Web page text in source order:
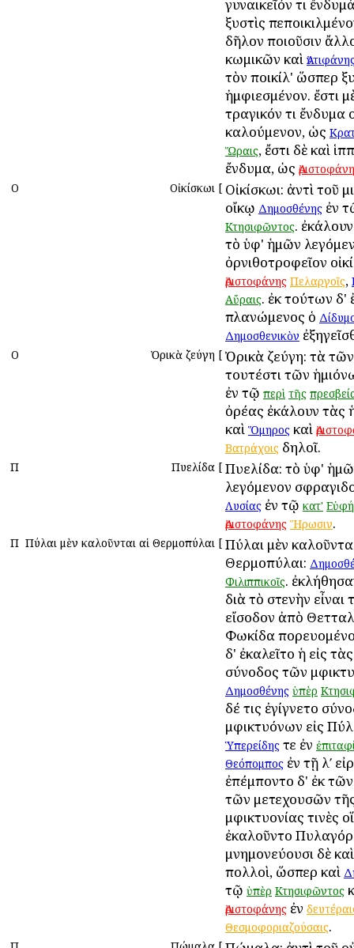
γυναικεῖόν τι
ξυστὶς
δῆλον ποιοῦσιν
κωμικῶν καὶ
τὸν ποικίλ' ὥσπερ
ἠμφιεσμένον. ἔστι
τραγικόν τι ἔνδυμα
καλούμενον, ὡς
Ὥραις, ἔστι δὲ καὶ
ἔνδυμα, ὡς
Ο
Οἰκίσκωι [ Οἰκίσκωι: ἀντὶ τοῦ
οἴκῳ Δημοσθένης ἐν
Κτησιφῶντος. ἐκάλουν
τὸ ὑφ' ἡμῶν
ὀρνιθοτροφεῖον
Ἀριστοφάνης Πελαργοῖς,
Αὔραις. ἐκ τούτων δ'
πλανώμενος ὁ
Δημοσθενικὸν
Ο Ὀρικὰ ζεύγη [ Ὀρικὰ ζεύγη: τὰ
τουτέστι τῶν
ἐν τῷ περὶ τῆς
ὀρέας ἐκάλουν τὰς
καὶ Ὅμηρος καὶ
Βατράχοις δηλοῖ.
Π Πυελίδα [ Πυελίδα: τὸ ὑφ'
λεγόμενον
Λυσίας ἐν τῷ κατ'
Ἀριστοφάνης Ἥρωσιν.
Π Πύλαι μὲν καλοῦνται αἱ Θερμοπύλαι [ Πύλαι μὲν
Θερμοπύλαι:
Φιλιππικοῖς.
διὰ τὸ στενὴν εἶναι
εἴσοδον ἀπὸ
Φωκίδα
δ' ἐκαλεῖτο ἡ εἰς
σύνοδος τῶν
Δημοσθένης ὑπὲρ
δέ τις ἐγίγνετο
Ἀμφικτυόνων εἰς
Ὑπερείδης τε ἐν
Θεόπομπος ἐν τῇ λʹ
ἐπέμποντο δ' ἐκ
τῶν μετεχουσῶν
Ἀμφικτυονίας τινὲς
ἐκαλοῦντο
μνημονεύουσι δὲ
πολλοὶ, ὥσπερ καὶ
τῷ ὑπὲρ Κτησιφῶντος
Ἀριστοφάνης ἐν
Θεσμοφοριαζούσαις.